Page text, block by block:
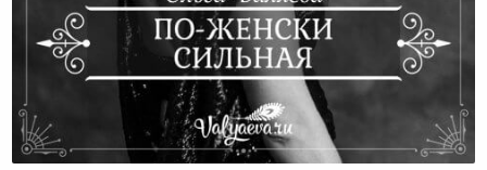
По-Женски Сильная